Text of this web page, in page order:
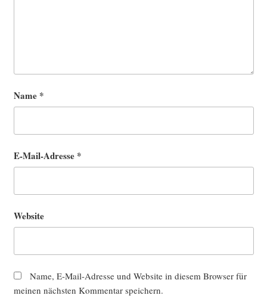
Name *
E-Mail-Adresse *
Website
Name, E-Mail-Adresse und Website in diesem Browser für
meinen nächsten Kommentar speichern.